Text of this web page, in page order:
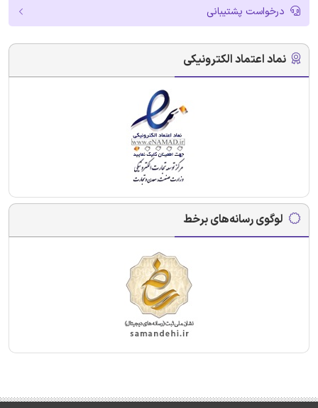
درخواست پشتیبانی
نماد اعتماد الکترونیکی
لوگوی رسانه‌های برخط